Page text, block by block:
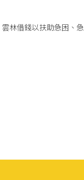
雲林借錢以扶助急困、